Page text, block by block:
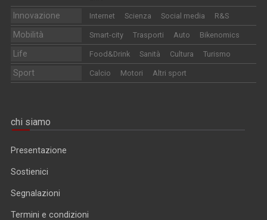
Innovazione Internet Scienza Social media R&S
Mobilità Smart-city Trasporti Auto Bikenomics
Life Food&Drink Sanità Cultura Turismo
Sport Calcio Motori Altri sport
chi siamo
Presentazione
Sostienici
Segnalazioni
Termini e condizioni